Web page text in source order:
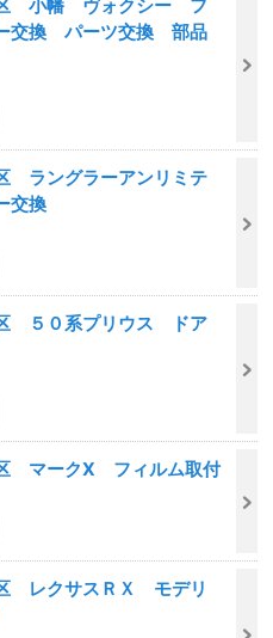
区 小幡 ヴォクシー フ
交換 パーツ交換 部品
ラングラーアンリミテ
交換
５０系プリウス ドア
マークX フィルム取付
レクサスＲＸ モデリ